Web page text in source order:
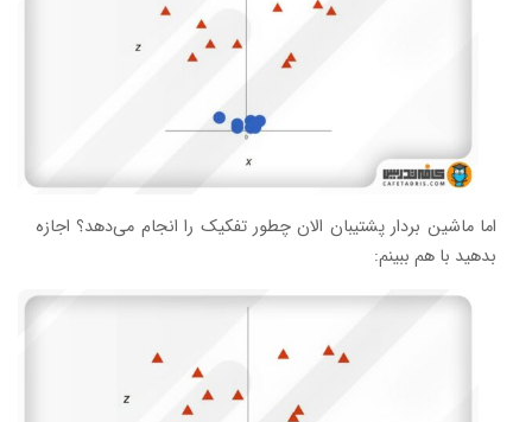
اما ماشین بردار پشتیبان الان چطور تفکیک را انجام می‌دهد؟ اجازه
بدهید با هم ببینم: